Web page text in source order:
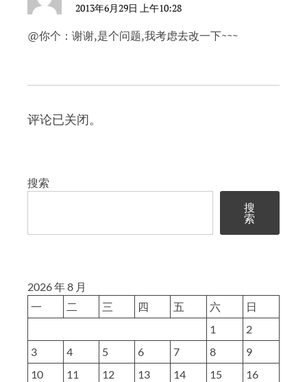
2013年6月29日 上午10:28
@你个：谢谢,是个问题,我考虑去改一下~~~
评论已关闭。
搜索
搜
索
2026 年 8 月
一
二 三 四 五 六
日
1
2
3
4 5 6 7 8
9
10
11 12 13 14 15
16